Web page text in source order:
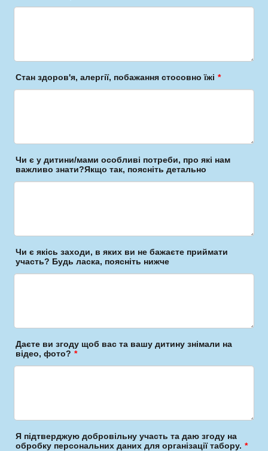
Стан здоров'я, алергії, побажання стосовно їжі *
Чи є у дитини/мами особливі потреби, про які нам
важливо знати?Якщо так, поясніть детально
Чи є якісь заходи, в яких ви не бажаєте приймати
участь? Будь ласка, поясніть нижче
Даєте ви згоду щоб вас та вашу дитину знімали на
відео, фото? *
Я підтверджую добровільну участь та даю згоду на
обробку персональних даних для організації табору. *